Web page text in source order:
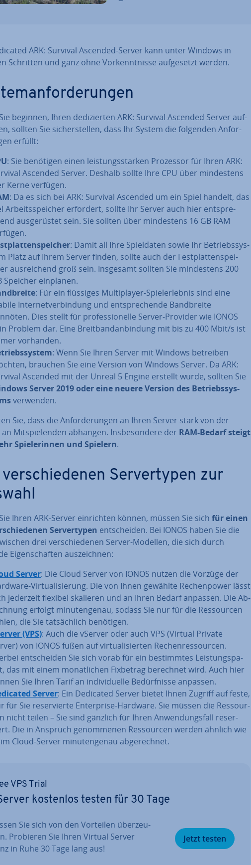
ARK: Survival Ascended-Server kann unter Windows in
Schritten und ganz ohne Vor­kennt­nis­se auf­ge­setzt werden.
beginnen, Ihren de­di­zier­ten ARK: Survival Ascended Server auf­
sollten Sie si­cher­stel­len, dass Ihr System die folgenden An­for­
erfüllt:
: Sie benötigen einen leis­tungs­star­ken Prozessor für Ihren ARK:
Ascended Server. Deshalb sollte Ihre CPU über min­des­tens
Kerne verfügen.
: Da es sich bei ARK: Survival Ascended um ein Spiel handelt, das
Ar­beits­spei­cher erfordert, sollte Ihr Server auch hier ent­spre­
aus­ge­rüs­tet sein. Sie sollten über min­des­tens 16 GB RAM
: Damit all Ihre Spiel­da­ten sowie Ihr Be­triebs­sys­
Platz auf Ihrem Server finden, sollte auch der Fest­plat­ten­spei­
aus­rei­chend groß sein. Insgesamt sollten Sie min­des­tens 200
Speicher einplanen.
: Für ein flüssiges Mul­ti­play­er-Spiel­erleb­nis sind eine
In­ter­net­ver­bin­dung und ent­spre­chen­de Band­brei­te
Dies stellt für pro­fes­sio­nel­le Server-Provider wie IONOS
Problem dar. Eine Breit­band­an­bin­dung mit bis zu 400 Mbit/s ist
vorhanden.
: Wenn Sie Ihren Server mit Windows betreiben
brauchen Sie eine Version von Windows Server. Da ARK:
Ascended mit der Unreal 5 Engine erstellt wurde, sollten Sie
Server 2019 oder eine neuere Version des Be­triebs­sys­
verwenden.
Sie, dass die An­for­de­run­gen an Ihren Server stark von der
an Mit­spie­len­den abhängen. Ins­be­son­de­re der RAM-Bedarf steigt
Spie­le­rin­nen und Spielern.
ver­schie­de­nen Ser­ver­ty­pen zur
Ihren ARK-Server ein­rich­ten können, müssen Sie sich für einen
Ser­ver­ty­pen ent­schei­den. Bei IONOS haben Sie die
drei ver­schie­de­nen Server-Modellen, die sich durch
Ei­gen­schaf­ten aus­zeich­nen:
Server: Die Cloud Server von IONOS nutzen die Vorzüge der
Vir­tua­li­sie­rung. Die von Ihnen gewählte Re­chen­power lässt
jederzeit flexibel skalieren und an Ihren Bedarf anpassen. Die Ab­
erfolgt mi­nu­ten­ge­nau, sodass Sie nur für die Res­sour­cen
die Sie tat­säch­lich benötigen.
(VPS): Auch die vServer oder auch VPS (Virtual Private
von IONOS fußen auf vir­tua­li­sier­ten Re­chen­res­sour­cen.
ent­schei­den Sie sich vorab für ein be­stimm­tes Leis­tungs­pa­
das mit einem mo­nat­li­chen Fixbetrag berechnet wird. Auch hier
Sie Ihren Tarif an in­di­vi­du­el­le Be­dürf­nis­se anpassen.
Server: Ein Dedicated Server bietet Ihnen Zugriff auf feste,
für Sie re­ser­vier­te En­ter­pri­se-Hardware. Sie müssen die Res­sour­
nicht teilen – Sie sind gänzlich für Ihren An­wen­dungs­fall re­ser­
Die in Anspruch ge­nom­me­nen Res­sour­cen werden ähnlich wie
Cloud-Server mi­nu­ten­ge­nau ab­ge­rech­net.
VPS Trial
kostenlos testen für 30 Tage
Sie sich von den Vorteilen über­zeu­
Probieren Sie Ihren Virtual Server
in Ruhe 30 Tage lang aus!
Jetzt testen